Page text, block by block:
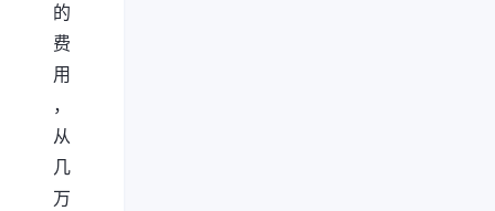
的
费
用
，
从
几
万